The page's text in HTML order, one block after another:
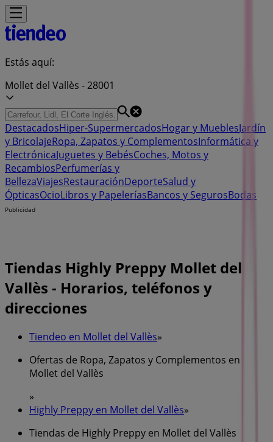
Estás aquí:
Mollet del Vallès - 28001
DestacadosHiper-SupermercadosHogar y MueblesJardín
y BricolajeRopa, Zapatos y ComplementosInformática y
ElectrónicaJuguetes y BebésCoches, Motos y
RecambiosPerfumerías y
BellezaViajesRestauraciónDeporteSalud y
ÓpticasOcioLibros y PapeleríasBancos y SegurosBodas
Publicidad
Tiendas Highly Preppy Mollet del
Vallès - Horarios, teléfonos y
direcciones
Tiendeo en Mollet del Vallès»
Ofertas de Ropa, Zapatos y Complementos en
Mollet del Vallès
»
Highly Preppy en Mollet del Vallès»
Tiendas de Highly Preppy en Mollet del Vallès